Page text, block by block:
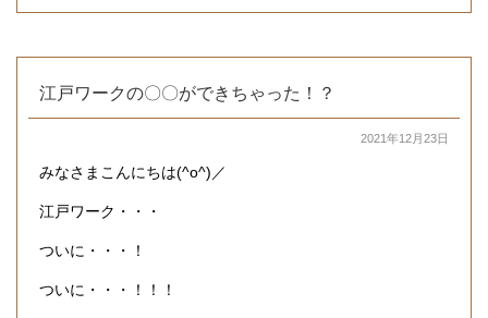
江戸ワークの〇〇ができちゃった！？
2021年12月23日
みなさまこんにちは(^o^)／
江戸ワーク・・・
ついに・・・！
ついに・・・！！！